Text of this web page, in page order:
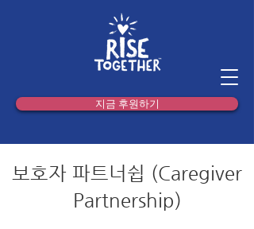
지금 후원하기
​보호자 파트너쉽 (Caregiver
Partnership)